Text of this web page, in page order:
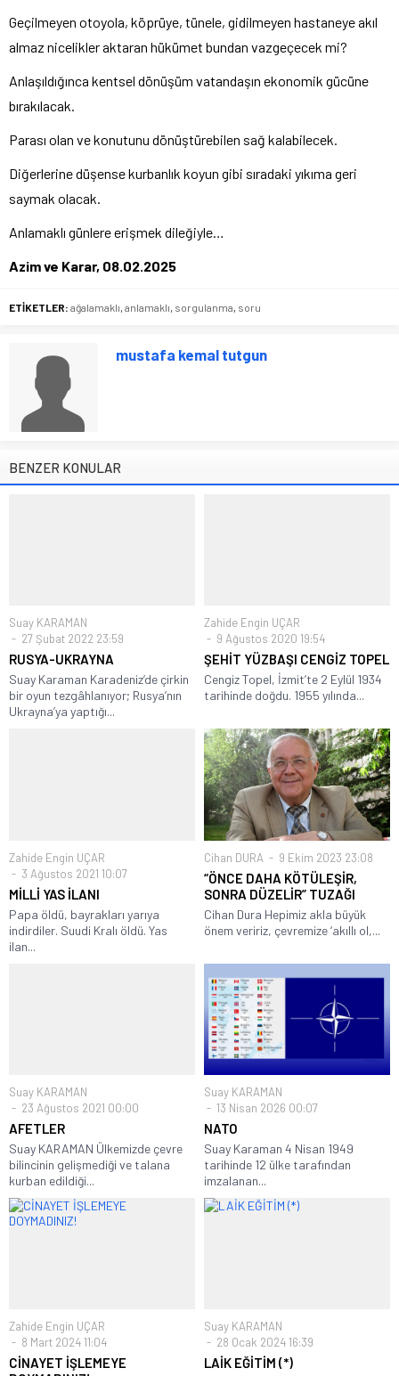
Geçilmeyen otoyola, köprüye, tünele, gidilmeyen hastaneye akıl
almaz nicelikler aktaran hükümet bundan vazgeçecek mi?
Anlaşıldığınca kentsel dönüşüm vatandaşın ekonomik gücüne
bırakılacak.
Parası olan ve konutunu dönüştürebilen sağ kalabilecek.
Diğerlerine düşense kurbanlık koyun gibi sıradaki yıkıma geri
saymak olacak.
Anlamaklı günlere erişmek dileğiyle…
Azim ve Karar, 08.02.2025
ETİKETLER: ağalamaklı anlamaklı sorgulanma soru
mustafa kemal tutgun
BENZER KONULAR
Suay KARAMAN
27 Şubat 2022 23:59
RUSYA-UKRAYNA
Suay Karaman Karadeniz’de çirkin
bir oyun tezgâhlanıyor; Rusya’nın
Ukrayna’ya yaptığı...
Zahide Engin UÇAR
9 Ağustos 2020 19:54
ŞEHİT YÜZBAŞI CENGİZ TOPEL
Cengiz Topel, İzmit’te 2 Eylül 1934
tarihinde doğdu. 1955 yılında...
Zahide Engin UÇAR
3 Ağustos 2021 10:07
MİLLİ YAS İLANI
Papa öldü, bayrakları yarıya
indirdiler. Suudi Kralı öldü. Yas
ilan...
Cihan DURA 9 Ekim 2023 23:08
“ÖNCE DAHA KÖTÜLEŞİR,
SONRA DÜZELİR” TUZAĞI
Cihan Dura Hepimiz akla büyük
önem veririz, çevremize ‘akıllı ol,...
Suay KARAMAN
23 Ağustos 2021 00:00
AFETLER
Suay KARAMAN Ülkemizde çevre
bilincinin gelişmediği ve talana
kurban edildiği...
Suay KARAMAN
13 Nisan 2026 00:07
NATO
Suay Karaman 4 Nisan 1949
tarihinde 12 ülke tarafından
imzalanan...
Zahide Engin UÇAR
8 Mart 2024 11:04
CİNAYET İŞLEMEYE
Suay KARAMAN
28 Ocak 2024 16:39
LAİK EĞİTİM (*)